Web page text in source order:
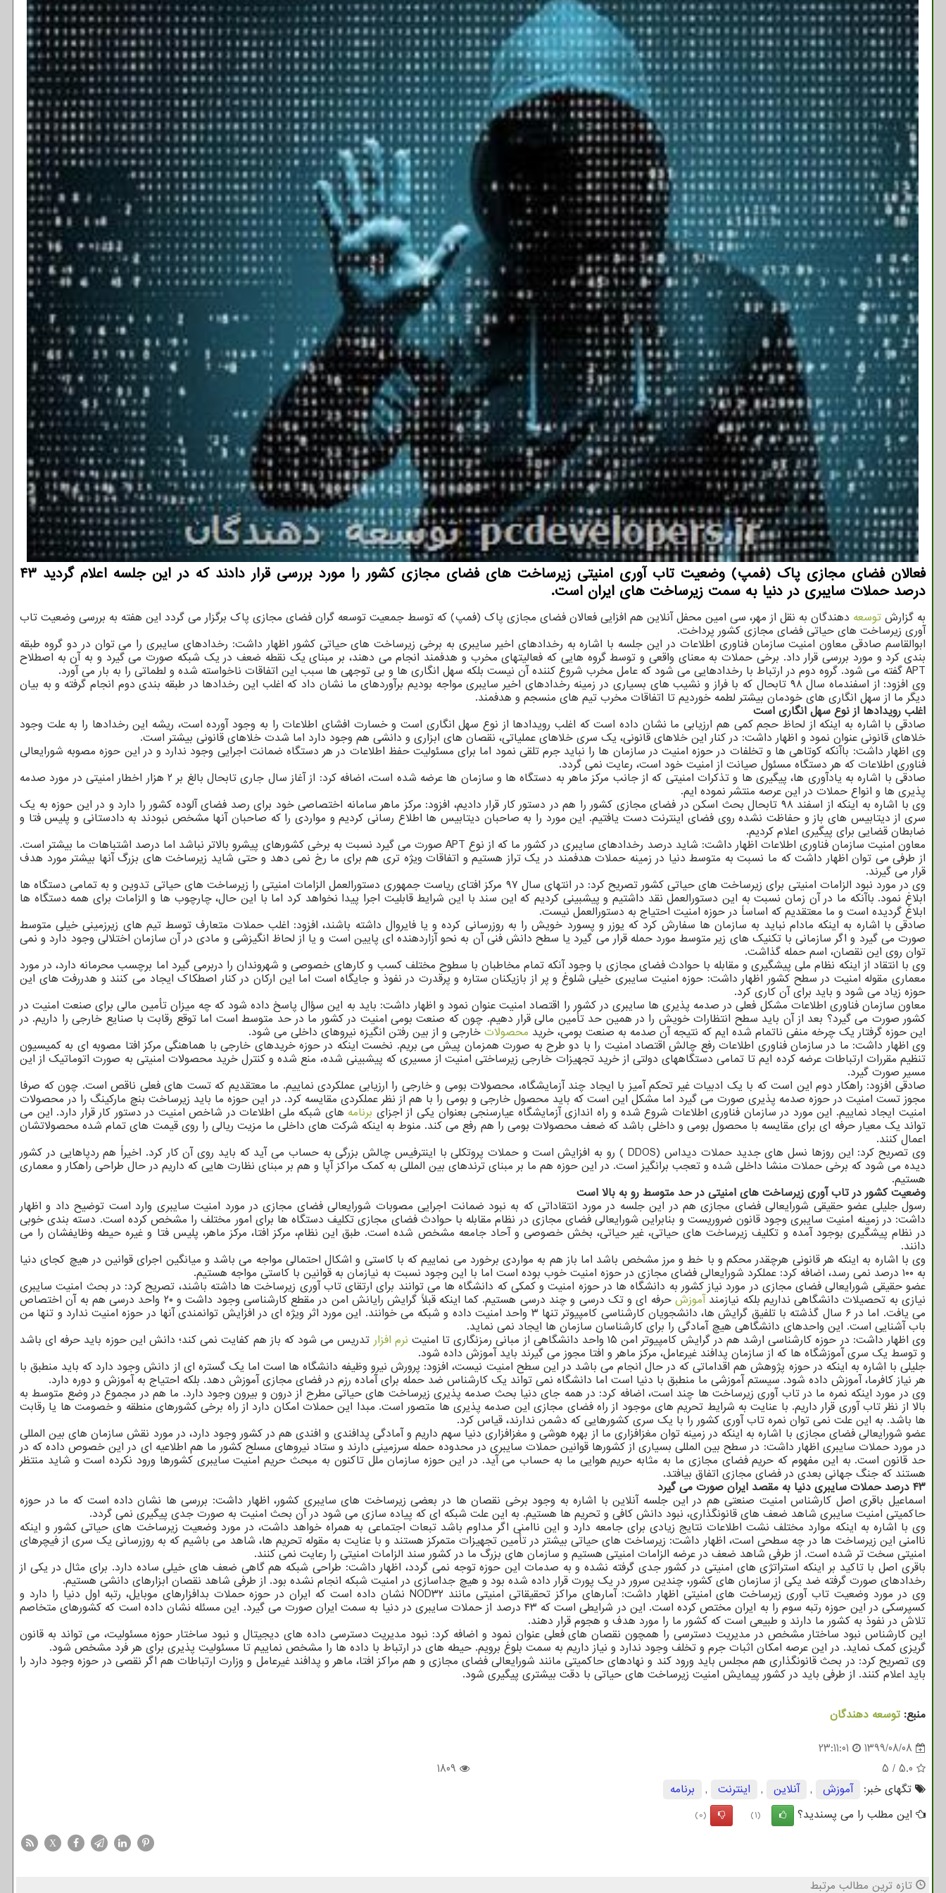
فعالان فضای مجازی پاك (فمپ) وضعیت تاب آوری امنیتی زیرساخت های فضای مجازی كشور را مورد بررسی قرار دادند كه در این جلسه اعلام گردید ۴۳
درصد حملات سایبری در دنیا به سمت زیرساخت های ایران است.
به گزارش توسعه دهندگان به نقل از مهر، سی امین محفل آنلاین هم افزایی فعالان فضای مجازی پاک (فمپ) که توسط جمعیت توسعه گران فضای مجازی پاک برگزار می گردد این هفته به بررسی وضعیت تاب
آوری زیرساخت های حیاتی فضای مجازی کشور پرداخت.
ابوالقاسم صادقی معاون امنیت سازمان فناوری اطلاعات در این جلسه با اشاره به رخدادهای اخیر سایبری به برخی زیرساخت های حیاتی کشور اظهار داشت: رخدادهای سایبری را می توان در دو گروه طبقه
بندی کرد و مورد بررسی قرار داد. برخی حملات به معنای واقعی و توسط گروه هایی که فعالیتهای مخرب و هدفمند انجام می دهند، بر مبنای یک نقطه ضعف در یک شبکه صورت می گیرد و به آن به اصطلاح
APT گفته می شود. گروه دوم در ارتباط با رخدادهایی می شود که عامل مخرب شروع کننده آن نیست بلکه سهل انگاری ها و بی توجهی ها سبب این اتفاقات ناخواسته شده و لطماتی را به بار می آورد.
وی افزود: از اسفندماه سال ۹۸ تابحال که با فراز و نشیب های بسیاری در زمینه رخدادهای اخیر سایبری مواجه بودیم برآوردهای ما نشان داد که اغلب این رخدادها در طبقه بندی دوم انجام گرفته و به بیان
دیگر ما از سهل انگاری های خودمان بیشتر لطمه خوردیم تا اتفاقات مخرب تیم های منسجم و هدفمند.
اغلب رویدادها از نوع سهل انگاری است
صادقی با اشاره به اینکه از لحاظ حجم کمی هم ارزیابی ما نشان داده است که اغلب رویدادها از نوع سهل انگاری است و خسارت افشای اطلاعات را به وجود آورده است، ریشه این رخدادها را به علت وجود
خلاهای قانونی عنوان نمود و اظهار داشت: در کنار این خلاهای قانونی، یک سری خلاهای عملیاتی، نقصان های ابزاری و دانشی هم وجود دارد اما شدت خلاهای قانونی بیشتر است.
وی اظهار داشت: باآنکه کوتاهی ها و تخلفات در حوزه امنیت در سازمان ها را نباید جرم تلقی نمود اما برای مسئولیت حفظ اطلاعات در هر دستگاه ضمانت اجرایی وجود ندارد و در این حوزه مصوبه شورایعالی
فناوری اطلاعات که هر دستگاه مسئول صیانت از امنیت خود است، رعایت نمی گردد.
صادقی با اشاره به یادآوری ها، پیگیری ها و تذکرات امنیتی که از جانب مرکز ماهر به دستگاه ها و سازمان ها عرضه شده است، اضافه کرد: از آغاز سال جاری تابحال بالغ بر ۲ هزار اخطار امنیتی در مورد صدمه
پذیری ها و انواع حملات در این عرصه منتشر نموده ایم.
وی با اشاره به اینکه از اسفند ۹۸ تابحال بحث اسکن در فضای مجازی کشور را هم در دستور کار قرار دادیم، افزود: مرکز ماهر سامانه اختصاصی خود برای رصد فضای آلوده کشور را دارد و در این حوزه به یک
سری از دیتابیس های باز و حفاظت نشده روی فضای اینترنت دست یافتیم. این مورد را به صاحبان دیتابیس ها اطلاع رسانی کردیم و مواردی را که صاحبان آنها مشخص نبودند به دادستانی و پلیس فتا و
ضابطان قضایی برای پیگیری اعلام کردیم.
معاون امنیت سازمان فناوری اطلاعات اظهار داشت: شاید درصد رخدادهای سایبری در کشور ما که از نوع APT صورت می گیرد نسبت به برخی کشورهای پیشرو بالاتر نباشد اما درصد اشتباهات ما بیشتر است.
از طرفی می توان اظهار داشت که ما نسبت به متوسط دنیا در زمینه حملات هدفمند در یک تراز هستیم و اتفاقات ویژه تری هم برای ما رخ نمی دهد و حتی شاید زیرساخت های بزرگ آنها بیشتر مورد هدف
قرار می گیرند.
وی در مورد نبود الزامات امنیتی برای زیرساخت های حیاتی کشور تصریح کرد: در انتهای سال ۹۷ مرکز افتای ریاست جمهوری دستورالعمل الزامات امنیتی را زیرساخت های حیاتی تدوین و به تمامی دستگاه ها
ابلاغ نمود. باآنکه ما در آن زمان نسبت به این دستورالعمل نقد داشتیم و پیشبینی کردیم که این سند با این شرایط قابلیت اجرا پیدا نخواهد کرد اما با این حال، چارچوب ها و الزامات برای همه دستگاه ها
ابلاغ گردیده است و ما معتقدیم که اساساً در حوزه امنیت احتیاج به دستورالعمل نیست.
صادقی با اشاره به اینکه مادام نباید به سازمان ها سفارش کرد که یوزر و پسورد خویش را به روزرسانی کرده و یا فایروال داشته باشند، افزود: اغلب حملات متعارف توسط تیم های زیرزمینی خیلی متوسط
صورت می گیرد و اگر سازمانی با تکنیک های زیر متوسط مورد حمله قرار می گیرد یا سطح دانش فنی آن به نحو آزاردهنده ای پایین است و یا از لحاظ انگیزشی و مادی در آن سازمان اختلالی وجود دارد و نمی
توان روی این نقصان، اسم حمله گذاشت.
وی با انتقاد از اینکه نظام ملی پیشگیری و مقابله با حوادث فضای مجازی با وجود آنکه تمام مخاطبان با سطوح مختلف کسب و کارهای خصوصی و شهروندان را دربرمی گیرد اما برچسب محرمانه دارد، در مورد
معماری مقوله امنیت در سطح کشور اظهار داشت: حوزه امنیت سایبری خیلی شلوغ و پر از بازیکنان ستاره و پرقدرت در نفوذ و جایگاه است اما این ارکان در کنار اصطکاک ایجاد می کنند و هدررفت های این
حوزه زیاد می شود و باید برای آن کاری کرد.
معاون سازمان فناوری اطلاعات مشکل فعلی در صدمه پذیری ها سایبری در کشور را اقتصاد امنیت عنوان نمود و اظهار داشت: باید به این سؤال پاسخ داده شود که چه میزان تأمین مالی برای صنعت امنیت در
کشور صورت می گیرد؟ بعد از آن باید سطح انتظارات خویش را در همین حد تأمین مالی قرار دهیم. چون که صنعت بومی امنیت در کشور ما در حد متوسط است اما توقع رقابت با صنایع خارجی را داریم. در
این حوزه گرفتار یک چرخه منفی ناتمام شده ایم که نتیجه آن صدمه به صنعت بومی، خرید محصولات خارجی و از بین رفتن انگیزه نیروهای داخلی می شود.
وی اظهار داشت: ما در سازمان فناوری اطلاعات رفع چالش اقتصاد امنیت را با دو طرح به صورت همزمان پیش می بریم. نخست اینکه در حوزه خریدهای خارجی با هماهنگی مرکز افتا مصوبه ای به کمیسیون
تنظیم مقررات ارتباطات عرضه کرده ایم تا تمامی دستگاههای دولتی از خرید تجهیزات خارجی زیرساختی امنیت از مسیری که پیشبینی شده، منع شده و کنترل خرید محصولات امنیتی به صورت اتوماتیک از این
مسیر صورت گیرد.
صادقی افزود: راهکار دوم این است که با یک ادبیات غیر تحکم آمیز با ایجاد چند آزمایشگاه، محصولات بومی و خارجی را ارزیابی عملکردی نماییم. ما معتقدیم که تست های فعلی ناقص است. چون که صرفا
مجوز تست امنیت در حوزه صدمه پذیری صورت می گیرد اما مشکل این است که باید محصول خارجی و بومی را با هم از نظر عملکردی مقایسه کرد. در این حوزه ما باید زیرساخت بنچ مارکینگ را در محصولات
امنیت ایجاد نماییم. این مورد در سازمان فناوری اطلاعات شروع شده و راه اندازی آزمایشگاه عیارسنجی بعنوان یکی از اجزای برنامه های شبکه ملی اطلاعات در شاخص امنیت در دستور کار قرار دارد. این می
تواند یک معیار حرفه ای برای مقایسه با محصول بومی و داخلی باشد که ضعف محصولات بومی را هم رفع می کند. منوط به اینکه شرکت های داخلی ما مزیت ریالی را روی قیمت های تمام شده محصولاتشان
اعمال کنند.
وی تصریح کرد: این روزها نسل های جدید حملات دیداس (DDOS ) رو به افزایش است و حملات پروتکلی با اینترفیس چالش بزرگی به حساب می آید که باید روی آن کار کرد. اخیراً هم ردپاهایی در کشور
دیده می شود که برخی حملات منشا داخلی شده و تعجب برانگیز است. در این حوزه هم ما بر مبنای ترندهای بین المللی به کمک مراکز آپا و هم بر مبنای نظارت هایی که داریم در حال طراحی راهکار و معماری
هستیم.
وضعیت کشور در تاب آوری زیرساخت های امنیتی در حد متوسط رو به بالا است
رسول جلیلی عضو حقیقی شورایعالی فضای مجازی هم در این جلسه در مورد انتقاداتی که به نبود ضمانت اجرایی مصوبات شورایعالی فضای مجازی در مورد امنیت سایبری وارد است توضیح داد و اظهار
داشت: در زمینه امنیت سایبری وجود قانون ضروریست و بنابراین شورایعالی فضای مجازی در نظام مقابله با حوادث فضای مجازی تکلیف دستگاه ها برای امور مختلف را مشخص کرده است. دسته بندی خوبی
در نظام پیشگیری بوجود آمده و تکلیف زیرساخت های حیاتی، غیر حیاتی، بخش خصوصی و آحاد جامعه مشخص شده است. طبق این نظام، مرکز افتا، مرکز ماهر، پلیس فتا و غیره حیطه وظایفشان را می
دانند.
وی با اشاره به اینکه هر قانونی هرچقدر محکم و با خط و مرز مشخص باشد اما باز هم به مواردی برخورد می نماییم که با کاستی و اشکال احتمالی مواجه می باشد و میانگین اجرای قوانین در هیچ کجای دنیا
به ۱۰۰ درصد نمی رسد، اضافه کرد: عملکرد شورایعالی فضای مجازی در حوزه امنیت خوب بوده است اما با این وجود نسبت به نیازمان به قوانین با کاستی مواجه هستیم.
عضو حقیقی شورایعالی فضای مجازی در مورد نیاز کشور به دانشگاه ها در حوزه امنیت و کمکی که دانشگاه ها می توانند برای ارتقای تاب آوری زیرساخت ها داشته باشند، تصریح کرد: در بحث امنیت سایبری
نیازی به تحصیلات دانشگاهی نداریم بلکه نیازمندآموزش حرفه ای و تک درسی و چند درسی هستیم. کما اینکه قبلاً گرایش رایانش امن در مقطع کارشناسی وجود داشت و ۲۰ واحد درسی هم به آن اختصاص
می یافت. اما در ۶ سال گذشته با تلفیق گرایش ها، دانشجویان کارشناسی کامپیوتر تنها ۳ واحد امنیت داده و شبکه می خوانند. این مورد اثر ویژه ای در افزایش توانمندی آنها در حوزه امنیت ندارد و تنها من
باب آشنایی است. این واحدهای دانشگاهی هیچ آمادگی را برای کارشناسان سازمان ها ایجاد نمی نماید.
وی اظهار داشت: در حوزه کارشناسی ارشد هم در گرایش کامپیوتر امن ۱۵ واحد دانشگاهی از مبانی رمزنگاری تا امنیت نرم افزار تدریس می شود که باز هم کفایت نمی کند؛ دانش این حوزه باید حرفه ای باشد
و توسط یک سری آموزشگاه ها که از سازمان پدافند غیرعامل، مرکز ماهر و افتا مجوز می گیرند باید آموزش داده شود.
جلیلی با اشاره به اینکه در حوزه پژوهش هم اقداماتی که در حال انجام می باشد در این سطح امنیت نیست، افزود: پرورش نیرو وظیفه دانشگاه ها است اما یک گستره ای از دانش وجود دارد که باید منطبق با
هر نیاز کافرما، آموزش داده شود. سیستم آموزشی ما منطبق با دنیا است اما دانشگاه نمی تواند یک کارشناس ضد حمله برای آماده رزم در فضای مجازی آموزش دهد. بلکه احتیاج به آموزش و دوره دارد.
وی در مورد اینکه نمره ما در تاب آوری زیرساخت ها چند است، اضافه کرد: در همه جای دنیا بحث صدمه پذیری زیرساخت های حیاتی مطرح از درون و بیرون وجود دارد. ما هم در مجموع در وضع متوسط به
بالا از نظر تاب آوری قرار داریم. با عنایت به شرایط تحریم های موجود از راه فضای مجازی این صدمه پذیری ها متصور است. مبدا این حملات امکان دارد از راه برخی کشورهای منطقه و خصومت ها یا رقابت
ها باشد. به این علت نمی توان نمره تاب آوری کشور را با یک سری کشورهایی که دشمن ندارند، قیاس کرد.
عضو شورایعالی فضای مجازی با اشاره به اینکه در زمینه توان مغزافزاری ما از بهره هوشی و مغزافزاری دنیا سهم داریم و آمادگی پدافندی و افندی هم در کشور وجود دارد، در مورد نقش سازمان های بین المللی
در مورد حملات سایبری اظهار داشت: در سطح بین المللی بسیاری از کشورها قوانین حملات سایبری در محدوده حمله سرزمینی دارند و ستاد نیروهای مسلح کشور ما هم اطلاعیه ای در این خصوص داده که در
حد قانون است. به این مفهوم که حریم فضای مجازی ما به مثابه حریم هوایی ما به حساب می آید. در این حوزه سازمان ملل تاکنون به مبحث حریم امنیت سایبری کشورها ورود نکرده است و شاید منتظر
هستند که جنگ جهانی بعدی در فضای مجازی اتفاق بیافتد.
۴۳ درصد حملات سایبری دنیا به مقصد ایران صورت می گیرد
اسماعیل باقری اصل کارشناس امنیت صنعتی هم در این جلسه آنلاین با اشاره به وجود برخی نقصان ها در بعضی زیرساخت های سایبری کشور، اظهار داشت: بررسی ها نشان داده است که ما در حوزه
حاکمیتی امنیت سایبری شاهد ضعف های قانونگذاری، نبود دانش کافی و تحریم ها هستیم. به این علت شبکه ای که پیاده سازی می شود در آن بحث امنیت به صورت جدی پیگیری نمی گردد.
وی با اشاره به اینکه موارد مختلف نشت اطلاعات نتایج زیادی برای جامعه دارد و این ناامنی اگر مداوم باشد تبعات اجتماعی به همراه خواهد داشت، در مورد وضعیت زیرساخت های حیاتی کشور و اینکه
ناامنی این زیرساخت ها در چه سطحی است، اظهار داشت: زیرساخت های حیاتی بیشتر در تأمین تجهیزات متمرکز هستند و با عنایت به مقوله تحریم ها، شاهد می باشیم که به روزرسانی یک سری از فیچرهای
امنیتی سخت تر شده است. از طرفی شاهد ضعف در عرضه الزامات امنیتی هستیم و سازمان های بزرگ ما در کشور سند الزامات امنیتی را رعایت نمی کنند.
باقری اصل با تاکید بر اینکه استراتژی های امنیتی در کشور جدی گرفته نشده و به صدمات این حوزه توجه نمی گردد، اظهار داشت: طراحی شبکه هم گاهی ضعف های خیلی ساده دارد. برای مثال در یکی از
رخدادهای صورت گرفته ضد یکی از سازمان های کشور، چندین سرور در یک پورت قرار داده شده بود و هیچ جداسازی در امنیت شبکه انجام نشده بود. از طرفی شاهد نقصان ابزارهای دانشی هستیم.
وی در مورد وضعیت تاب آوری زیرساخت های امنیتی اظهار داشت: آمارهای مراکز تحقیقاتی امنیتی مانند NOD۳۲ نشان داده است که ایران در حوزه حملات بدافزارهای موبایل، رتبه اول دنیا را دارد و
کسپرسکی در این حوزه رتبه سوم را به ایران مختص کرده است. این در شرایطی است که ۴۳ درصد از حملات سایبری در دنیا به سمت ایران صورت می گیرد. این مسئله نشان داده است که کشورهای متخاصم
تلاش در نفوذ به کشور ما دارند و طبیعی است که کشور ما را مورد هدف و هجوم قرار دهند.
این کارشناس نبود ساختار مشخص در مدیریت دسترسی را همچون نقصان های فعلی عنوان نمود و اضافه کرد: نبود مدیریت دسترسی داده های دیجیتال و نبود ساختار حوزه مسئولیت، می تواند به قانون
گریزی کمک نماید. در این عرصه امکان اثبات جرم و تخلف وجود ندارد و نیاز داریم به سمت بلوغ برویم. حیطه های در ارتباط با داده ها را مشخص نماییم تا مسئولیت پذیری برای هر فرد مشخص شود.
وی تصریح کرد: در بحث قانونگذاری هم مجلس باید ورود کند و نهادهای حاکمیتی مانند شورایعالی فضای مجازی و هم مراکز افتا، ماهر و پدافند غیرعامل و وزارت ارتباطات هم اگر نقصی در حوزه وجود دارد را
باید اعلام کنند. از طرفی باید در کشور پیمایش امنیت زیرساخت های حیاتی با دقت بیشتری پیگیری شود.
منبع: توسعه دهندگان
1399/08/08
23:11:01
5.0
/
5
1809
تگهای خبر:
آموزش , آنلاین , اینترنت ,
برنامه
این مطلب را می پسندید؟
(1)
(0)
X
تازه ترین مطالب مرتبط